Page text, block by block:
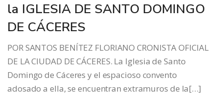
la IGLESIA DE SANTO DOMINGO
DE CÁCERES
POR SANTOS BENÍTEZ FLORIANO CRONISTA OFICIAL
DE LA CIUDAD DE CÁCERES. La Iglesia de Santo
Domingo de Cáceres y el espacioso convento
adosado a ella, se encuentran extramuros de la[…]